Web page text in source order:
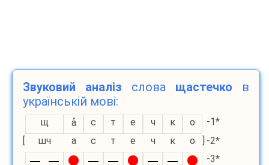
Звуковий аналіз слова щастечко в
українській мові:
щ а с т е ч к о
-1*
[
шч а с т е ч к о ] -2*
-3*